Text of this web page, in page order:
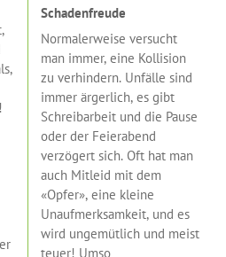
Schadenfreude
Normalerweise versucht
man immer, eine Kollision
zu verhindern. Unfälle sind
immer ärgerlich, es gibt
Schreibarbeit und die Pause
oder der Feierabend
verzögert sich. Oft hat man
auch Mitleid mit dem
«Opfer», eine kleine
Unaufmerksamkeit, und es
wird ungemütlich und meist
teuer! Umso